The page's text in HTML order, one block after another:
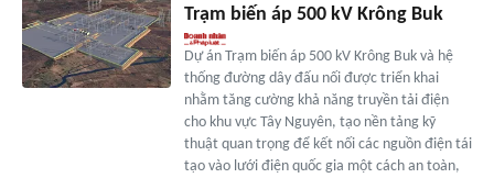
Trạm biến áp 500 kV Krông Buk
Dự án Trạm biến áp 500 kV Krông Buk và hệ
thống đường dây đấu nối được triển khai
nhằm tăng cường khả năng truyền tải điện
cho khu vực Tây Nguyên, tạo nền tảng kỹ
thuật quan trọng để kết nối các nguồn điện tái
tạo vào lưới điện quốc gia một cách an toàn,